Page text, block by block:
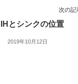
次の記
IHとシンクの位置
2019年10月12日